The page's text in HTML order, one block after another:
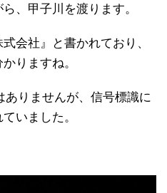
、甲子川を渡ります。
会社』と書かれており、
りますね。
りませんが、信号標識に
いました。